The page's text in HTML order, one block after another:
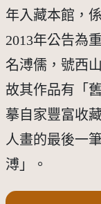
年入藏本館，
2013年公告為
名溥儒，號西
故其作品有「
摹自家豐富收
人畫的最後一
溥」。